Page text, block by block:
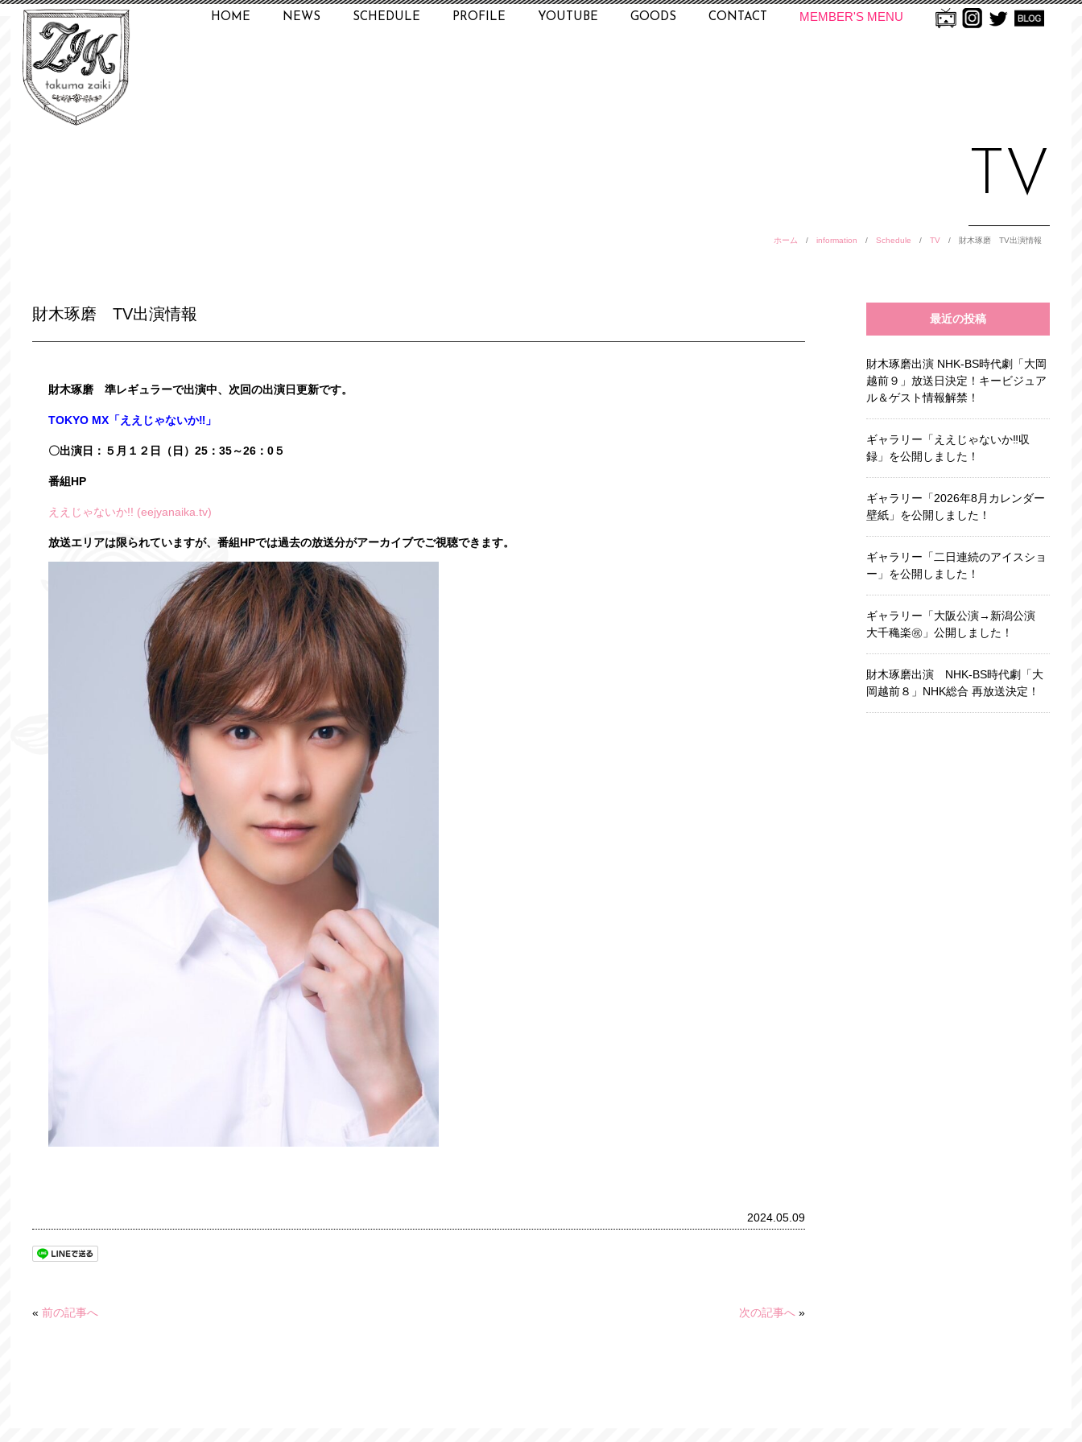
HOME NEWS SCHEDULE PROFILE YOUTUBE GOODS CONTACT MEMBER'S MENU
TV
ホーム / information / Schedule / TV / 財木琢磨 TV出演情報
財木琢磨 TV出演情報
財木琢磨 準レギュラーで出演中、次回の出演日更新です。
TOKYO MX「ええじゃないか‼」
〇出演日：５月１２日（日）25：35～26：0５
番組HP
ええじゃないか!! (eejyanaika.tv)
放送エリアは限られていますが、番組HPでは過去の放送分がアーカイブでご視聴できます。
2024.05.09
«前の記事へ 次の記事へ »
最近の投稿
財木琢磨出演 NHK-BS時代劇「大岡
越前９」放送日決定！キービジュア
ル＆ゲスト情報解禁！
ギャラリー「ええじゃないか‼収
録」を公開しました！
ギャラリー「2026年8月カレンダー
壁紙」を公開しました！
ギャラリー「二日連続のアイスショ
ー」を公開しました！
ギャラリー「大阪公演→新潟公演
大千穐楽㊗️」公開しました！
財木琢磨出演 NHK-BS時代劇「大
岡越前８」NHK総合 再放送決定！